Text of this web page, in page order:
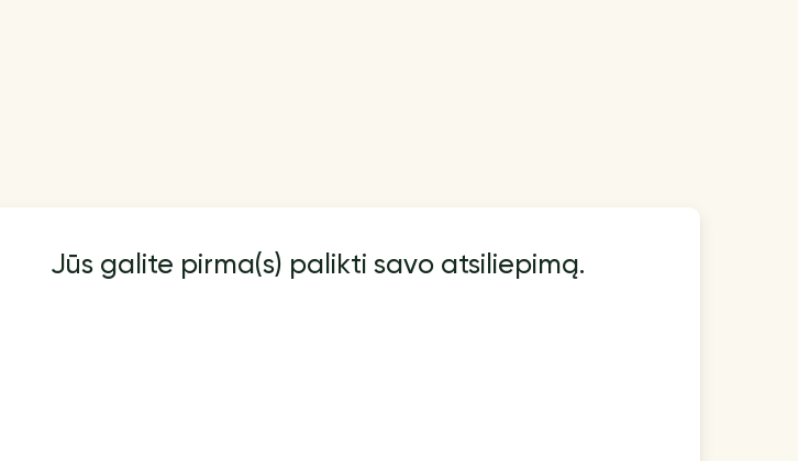
Jūs galite pirma(s) palikti savo atsiliepimą.